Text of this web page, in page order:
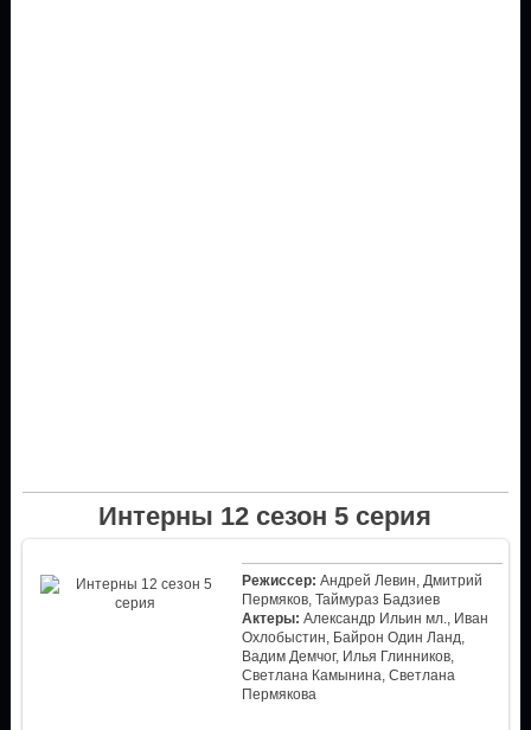
Интерны 12 сезон 5 серия
Режиссер: Андрей Левин, Дмитрий
Пермяков, Таймураз Бадзиев
Актеры: Александр Ильин мл., Иван
Охлобыстин, Байрон Один Ланд,
Вадим Демчог, Илья Глинников,
Светлана Камынина, Светлана
Пермякова